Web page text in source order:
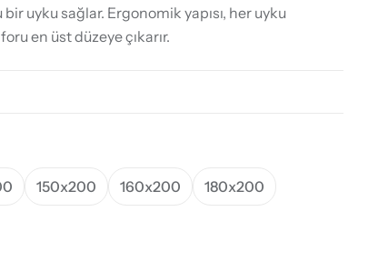
uyku sağlar. Ergonomik yapısı, her uyku
en üst düzeye çıkarır.
150x200 160x200 180x200